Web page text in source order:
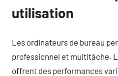
utilisation
Les ordinateurs de bureau
professionnel et multitâche.
offrent des performances